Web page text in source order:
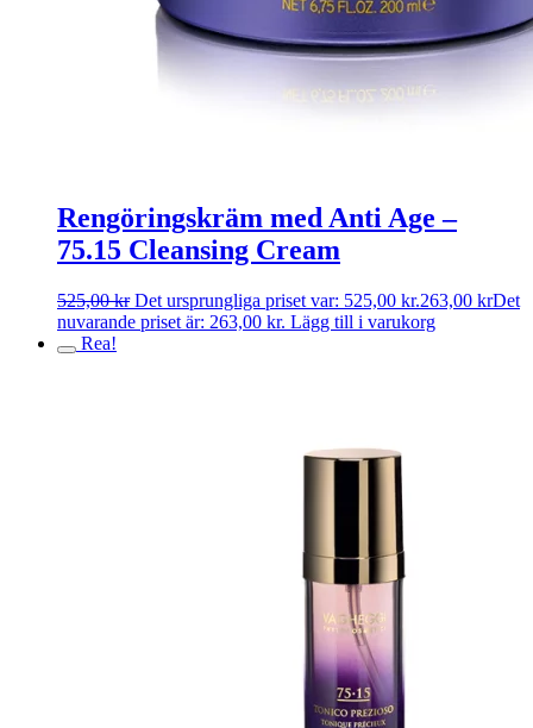
Rengöringskräm med Anti Age –
75.15 Cleansing Cream
525,00kr Det ursprungliga priset var: 525,00 kr.263,00 krDet
nuvarande priset är: 263,00 kr. Lägg till i varukorg
Rea!